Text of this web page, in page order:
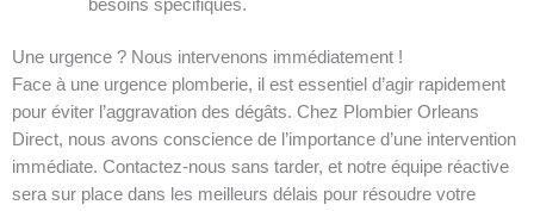
besoins spécifiques.
Une urgence ? Nous intervenons immédiatement !
Face à une urgence plomberie, il est essentiel d’agir rapidement
pour éviter l’aggravation des dégâts. Chez Plombier Orleans
Direct, nous avons conscience de l’importance d’une intervention
immédiate. Contactez-nous sans tarder, et notre équipe réactive
sera sur place dans les meilleurs délais pour résoudre votre